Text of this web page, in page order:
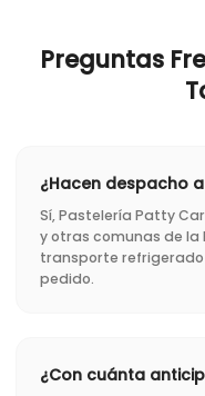
Preguntas
¿Hacen despacho
Sí, Pastelería Patty
y otras comunas de la
transporte
pedido.
¿Con cuánta